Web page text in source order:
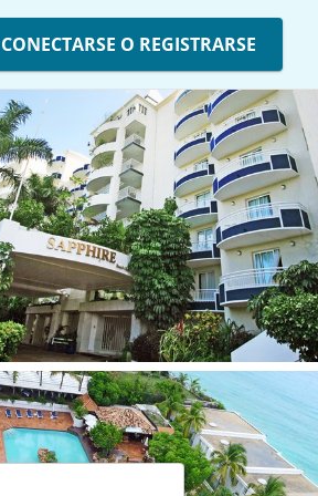
CONECTARSE O REGISTRARSE